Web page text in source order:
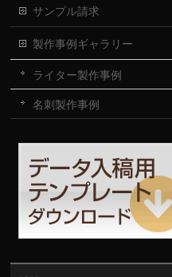
サンプル請求
製作事例ギャラリー
ライター製作事例
名刺製作事例